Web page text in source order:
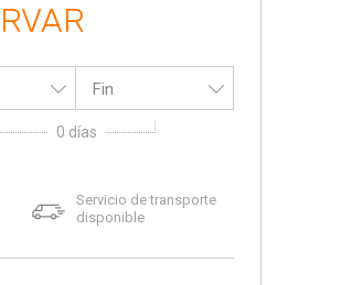
Fin
0 días
Servicio de transporte
disponible